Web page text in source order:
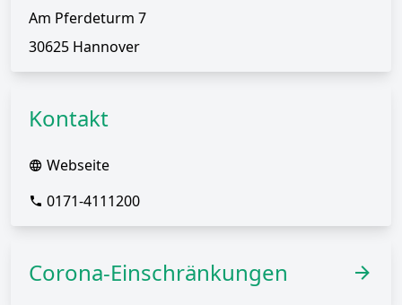
Am Pferdeturm 7
30625 Hannover
Kontakt
Webseite
0171-4111200
Corona-Einschränkungen